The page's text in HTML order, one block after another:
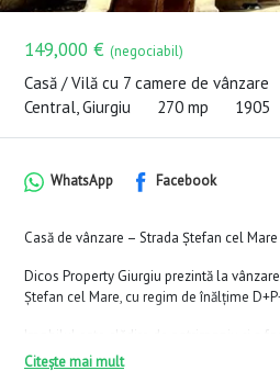
149,000 € (negociabil)
Casă / Vilă cu 7 camere de vânzare
Central, Giurgiu
270 mp 1905
WhatsApp Facebook
Casă de vânzare – Strada Ștefan cel Mare
Dicos Property Giurgiu prezintă la
Ștefan cel Mare, cu regim de înălțime
de instalație sanitară nouă și instalație
Citește mai mult